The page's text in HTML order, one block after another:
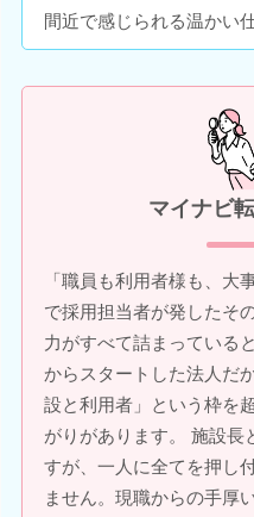
間近で感じられる温かい
マイナビ
「職員も利用者様も、大
で採用担当者が発したそ
力がすべて詰まっている
からスタートした法人だ
設と利用者」という枠を
がりがあります。 施設長
すが、一人に全てを押し
ません。現職からの手厚